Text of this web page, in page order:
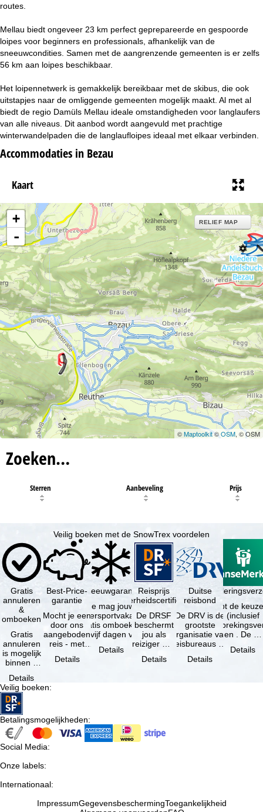
i
n
routes.
Mellau biedt ongeveer 23 km perfect geprepareerde en gespoorde
loipes voor beginners en professionals, afhankelijk van de
sneeuwcondities. Samen met de aangrenzende gemeenten is er zelfs
56 km aan loipes beschikbaar.
Het loipennetwerk is gemakkelijk bereikbaar met de skibus, die ook
uitstapjes naar de omliggende gemeenten mogelijk maakt. Al met al
biedt de regio Damüls Mellau ideale omstandigheden voor langlaufers
van alle niveaus. Dit aanbod wordt aangevuld met prachtige
winterwandelpaden die de langlaufloipes ideaal met elkaar verbinden.
Accommodaties in Bezau
Kaart
+
-
RELIEF MAP
©Maptoolkit©OSM, © OSM
Zoeken…
Sterren Aanbeveling Prijs
Veilig boeken met de SnowTrex voordelen
Gratis
annuleren
&
omboeken
Gratis
annuleren
is mogelijk
binnen 5
de
boeking,
als jouw
vakantie …
Details
Best-Price-
garantie
Mocht je een
door ons
aangeboden
reis - met
beschikbaarheid
Details
Sneeuwgarantie
Je mag jouw
wintersportvakantie
gratis omboeken
als vijf dagen voor
Details
Reisprijs
zekerheidscertificaat
De DRSF
beschermt
jou als
reiziger met
pakketreis
Details
Duitse
reisbond
De DRV is de
grootste
organisatie van
reisbureaus en
in Duitsland. …
Details
Je hebt de
(inclusief
en . De …
Details
Veilig boeken:
Betalingsmogelijkheden:
Social Media:
Onze labels:
Internationaal:
ImpressumGegevensbeschermingToegankelijkheid